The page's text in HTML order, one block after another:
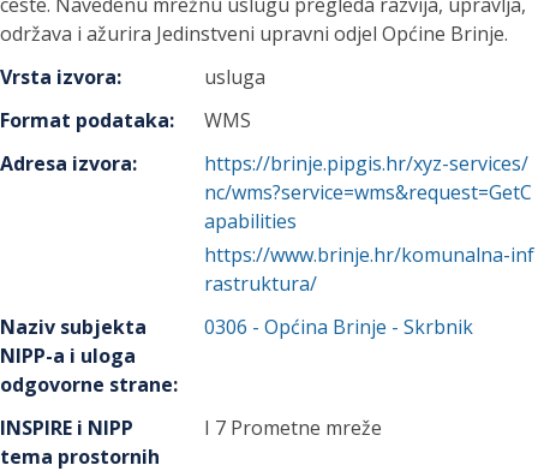
održava i ažurira Jedinstveni upravni odjel Općine Brinje.
Vrsta izvora:
usluga
Format podataka:
WMS
Adresa izvora:
https://brinje.pipgis.hr/xyz-services/
nc/wms?service=wms&request=GetC
apabilities
https://www.brinje.hr/komunalna-inf
rastruktura/
Naziv subjekta
NIPP-a i uloga
odgovorne strane:
0306 -Općina Brinje - Skrbnik
INSPIRE i NIPP
tema prostornih
I 7 Prometne mreže